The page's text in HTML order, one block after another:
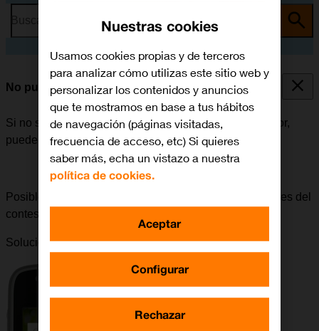
Busca por problema o tema
No puedo escuchar los mensajes del contestador
Si no se pueden escuchar los mensajes del contestador,
puede haber varias causas posibles al problema.
Posible causa 3 de 4:
Para poder escuchar los mensajes del
contestador, es necesario usar el número correcto.
Solución:El número del contestador es242.
Nuestras cookies
Usamos cookies propias y de terceros
para analizar cómo utilizas este sitio web y
personalizar los contenidos y anuncios
que te mostramos en base a tus hábitos
de navegación (páginas visitadas,
frecuencia de acceso, etc) Si quieres
saber más, echa un vistazo a nuestra
política de cookies.
Configurar
Rechazar
Aceptar